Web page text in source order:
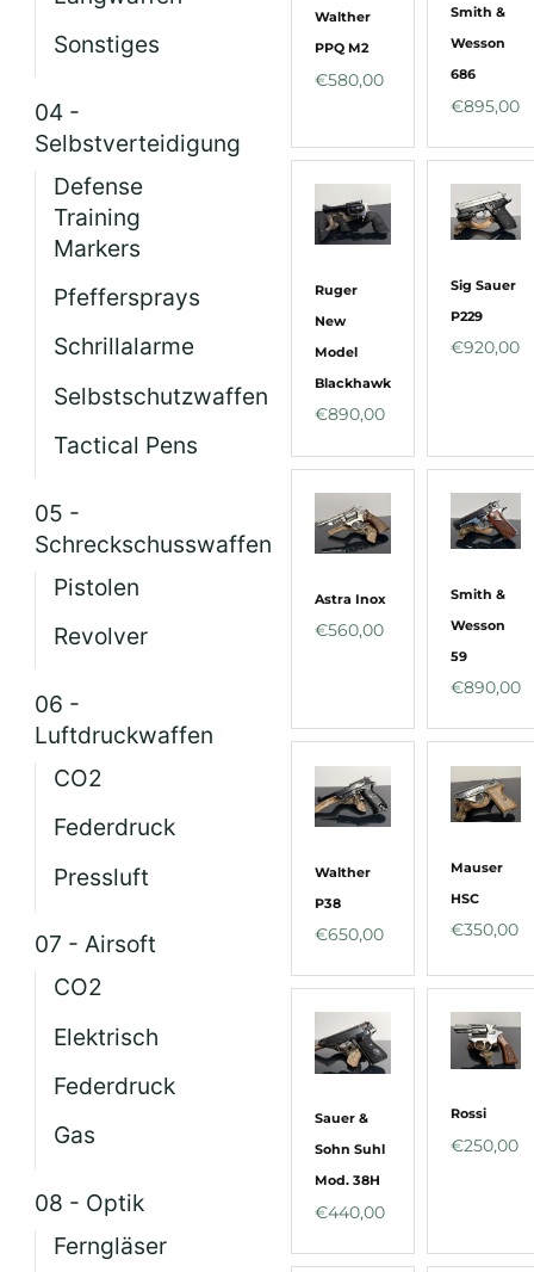
Sonstiges
04 -
Selbstverteidigung
Defense
Training
Markers
Pfeffersprays
Schrillalarme
Selbstschutzwaffen
Tactical Pens
05 -
Schreckschusswaffen
Pistolen
Revolver
06 -
Luftdruckwaffen
CO2
Federdruck
Pressluft
07 - Airsoft
CO2
Elektrisch
Federdruck
Gas
08 - Optik
Ferngläser
Walther
PPQ M2
€580,00
Smith &
Wesson
686
€895,00
Ruger
New
Model
Blackhawk
€890,00
Sig Sauer
P229
€920,00
Astra Inox
€560,00
Smith &
Wesson
59
€890,00
Walther
P38
€650,00
Mauser
HSC
€350,00
Sauer &
Sohn Suhl
Mod. 38H
€440,00
Rossi
€250,00